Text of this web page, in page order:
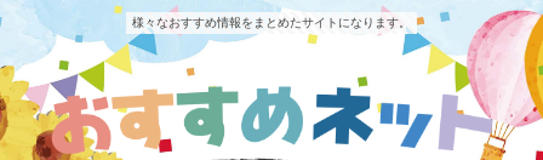
様々なおすすめ情報をまとめたサイトになります。